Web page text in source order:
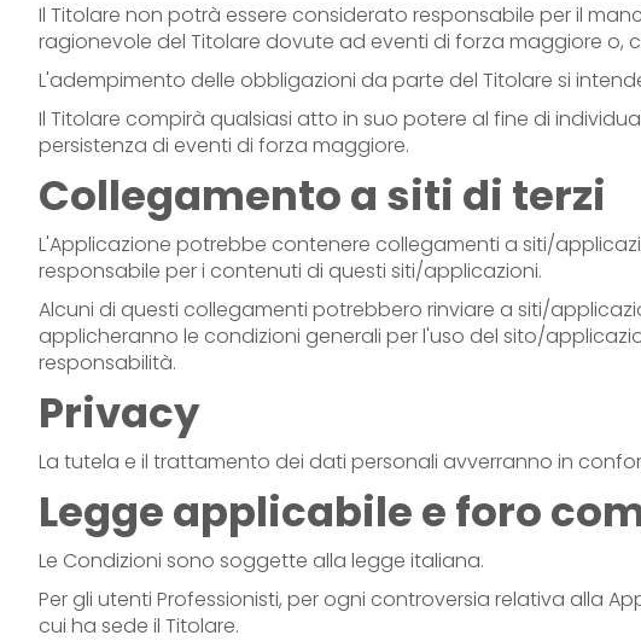
Il Titolare non potrà essere considerato responsabile per il
ragionevole del Titolare dovute ad eventi di forza maggiore o,
L'adempimento delle obbligazioni da parte del Titolare si
Il Titolare compirà qualsiasi atto in suo potere al fine di
persistenza di eventi di forza maggiore.
Collegamento a siti di terzi
L'Applicazione potrebbe contenere collegamenti a siti/
responsabile per i contenuti di questi siti/applicazioni.
Alcuni di questi collegamenti potrebbero rinviare a siti/
applicheranno le condizioni generali per l'uso del sito/
responsabilità.
Privacy
La tutela e il trattamento dei dati personali avverranno in
Legge applicabile e foro
Le Condizioni sono soggette alla legge italiana.
Per gli utenti Professionisti, per ogni controversia relativa alla
cui ha sede il Titolare.